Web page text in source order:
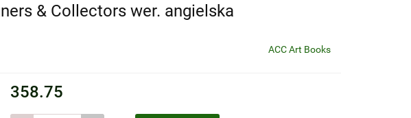
& Collectors wer. angielska
ACC Art Books
358.75